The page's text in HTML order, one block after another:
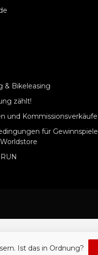
& Bikeleasing
zählt!
und Kommissionsverkäufe
für Gewinnspiele
Ist das in Ordnung?